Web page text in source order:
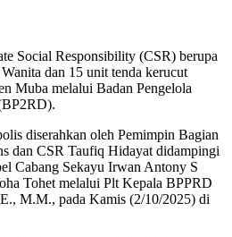
Social Responsibility (CSR) berupa
dan 15 unit tenda kerucut
Muba melalui Badan Pengelola
diserahkan oleh Pemimpin Bagian
dan CSR Taufiq Hidayat didampingi
Cabang Sekayu Irwan Antony S
Tohet melalui Plt Kepala BPPRD
M.M., pada Kamis (2/10/2025) di